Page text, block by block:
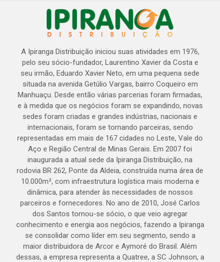
A Ipiranga Distribuição iniciou suas atividades em 1976,
pelo seu sócio-fundador, Laurentino Xavier da Costa e
seu irmão, Eduardo Xavier Neto, em uma pequena sede
situada na avenida Getúlio Vargas, bairro Coqueiro em
Manhuaçu. Desde então várias parcerias foram firmadas,
e à medida que os negócios foram se expandindo, novas
sedes foram criadas e grandes indústrias, nacionais e
internacionais, foram se tornando parceiras, sendo
representadas em mais de 167 cidades no Leste, Vale do
Aço e Região Central de Minas Gerais. Em 2007 foi
inaugurada a atual sede da Ipiranga Distribuição, na
rodovia BR 262, Ponte da Aldeia, construída numa área de
10.000m², com infraestrutura logística mais moderna e
dinâmica, para atender às necessidades de nossos
parceiros e fornecedores. No ano de 2010, José Carlos
dos Santos tornou-se sócio, o que veio agregar
conhecimento e energia aos negócios, fazendo a Ipiranga
se consolidar como líder em seu segmento, sendo a
maior distribuidora de Arcor e Aymoré do Brasil. Além
dessas, a empresa representa a Quatree, a SC Johnson, a